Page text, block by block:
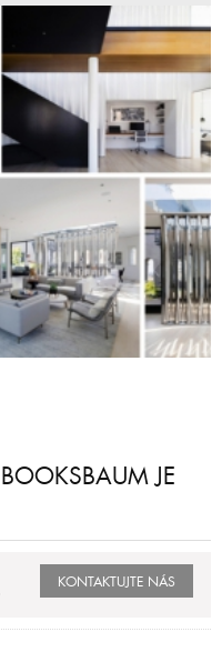
JE
KONTAKTUJTE NÁS